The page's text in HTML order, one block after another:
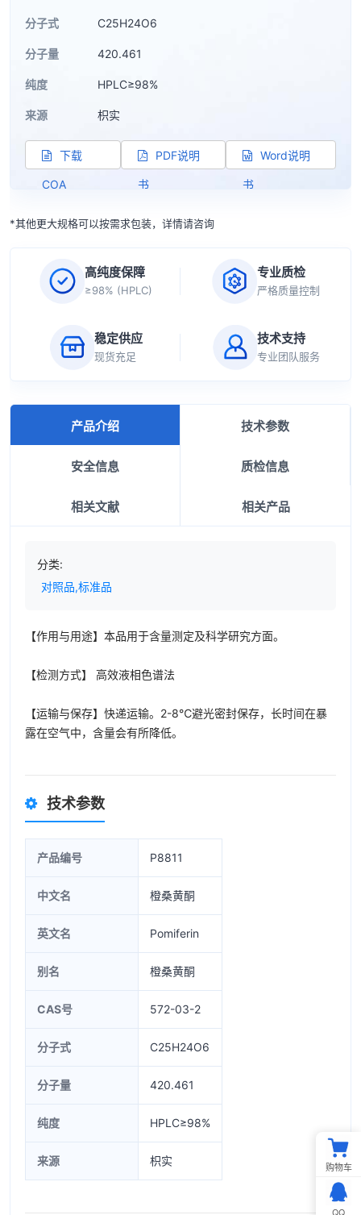
分子式 C25H24O6
分子量 420.461
纯度 HPLC≥98%
来源 枳实
下载
COA
PDF说明
书
Word说明
书
*其他更大规格可以按需求包装，详情请咨询
高纯度保障
≥98% (HPLC)
专业质检
严格质量控制
稳定供应
现货充足
技术支持
专业团队服务
产品介绍 技术参数
安全信息 质检信息
相关文献 相关产品
分类:
对照品,标准品
【作用与用途】本品用于含量测定及科学研究方面。
【检测方式】 高效液相色谱法
【运输与保存】快递运输。2-8℃避光密封保存，长时间在暴
露在空气中，含量会有所降低。
技术参数
产品编号 P8811
中文名 橙桑黄酮
英文名 Pomiferin
别名 橙桑黄酮
CAS号 572-03-2
分子式 C25H24O6
分子量 420.461
纯度 HPLC≥98%
来源 枳实 购物车
QQ